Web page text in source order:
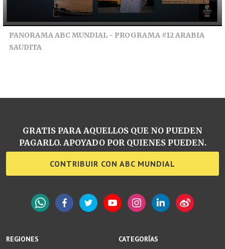
PANORAMA ABC MUNDIAL - PROGRAMA #12 ARABIA
SAUDITA
REGIONES
CATEGORÍAS
GRATIS PARA AQUELLOS QUE NO PUEDEN
PAGARLO. APOYADO POR QUIENES PUEDEN.
CONTRIBUIR CON ABC MUNDIAL